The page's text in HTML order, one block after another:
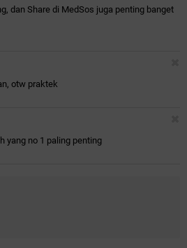
dan Share di MedSos juga penting banget
otw praktek
yang no 1 paling penting